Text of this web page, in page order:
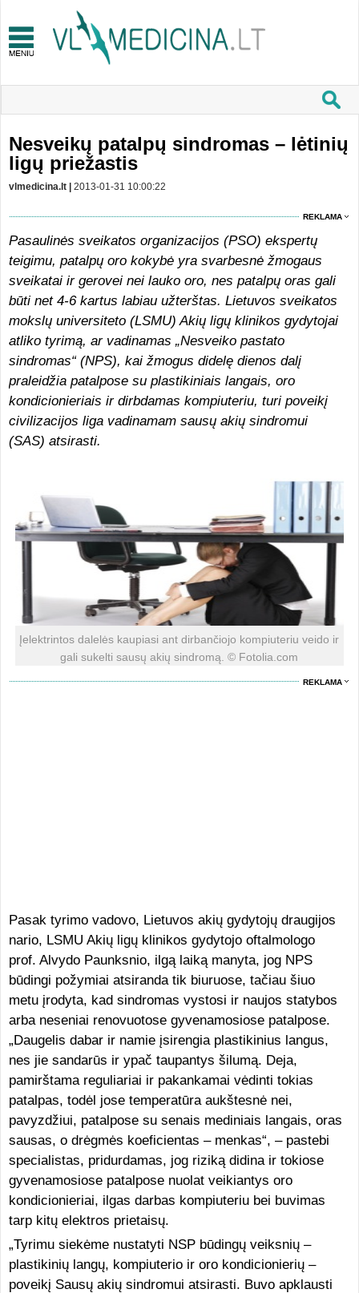
Nesveikų patalpų sindromas – lėtinių
ligų priežastis
vlmedicina.lt | 2013-01-31 10:00:22
REKLAMA
Pasaulinės sveikatos organizacijos (PSO) ekspertų
teigimu, patalpų oro kokybė yra svarbesnė žmogaus
sveikatai ir gerovei nei lauko oro, nes patalpų oras gali
būti net 4-6 kartus labiau užterštas. Lietuvos sveikatos
mokslų universiteto (LSMU) Akių ligų klinikos gydytojai
atliko tyrimą, ar vadinamas „Nesveiko pastato
sindromas“ (NPS), kai žmogus didelę dienos dalį
praleidžia patalpose su plastikiniais langais, oro
kondicionieriais ir dirbdamas kompiuteriu, turi poveikį
civilizacijos liga vadinamam sausų akių sindromui
(SAS) atsirasti.
Įelektrintos dalelės kaupiasi ant dirbančiojo kompiuteriu veido ir
gali sukelti sausų akių sindromą. © Fotolia.com
REKLAMA
Pasak tyrimo vadovo, Lietuvos akių gydytojų draugijos
nario, LSMU Akių ligų klinikos gydytojo oftalmologo
prof. Alvydo Paunksnio, ilgą laiką manyta, jog NPS
būdingi požymiai atsiranda tik biuruose, tačiau šiuo
metu įrodyta, kad sindromas vystosi ir naujos statybos
arba neseniai renovuotose gyvenamosiose patalpose.
„Daugelis dabar ir namie įsirengia plastikinius langus,
nes jie sandarūs ir ypač taupantys šilumą. Deja,
pamirštama reguliariai ir pakankamai vėdinti tokias
patalpas, todėl jose temperatūra aukštesnė nei,
pavyzdžiui, patalpose su senais mediniais langais, oras
sausas, o drėgmės koeficientas – menkas“, – pastebi
specialistas, pridurdamas, jog riziką didina ir tokiose
gyvenamosiose patalpose nuolat veikiantys oro
kondicionieriai, ilgas darbas kompiuteriu bei buvimas
tarp kitų elektros prietaisų.
„Tyrimu siekėme nustatyti NSP būdingų veiksnių –
plastikinių langų, kompiuterio ir oro kondicionierių –
poveikį Sausų akių sindromui atsirasti. Buvo apklausti